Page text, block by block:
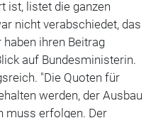
ist, listet die ganzen
nicht verabschiedet, das
ihren Beitrag
auf Bundesministerin.
"Die Quoten für
werden, der Ausbau
muss erfolgen. Der